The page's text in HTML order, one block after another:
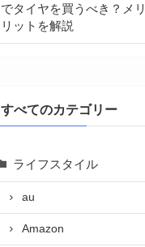
でタイヤを買うべき？メ
リットを解説
すべてのカテゴリー
ライフスタイル
au
Amazon